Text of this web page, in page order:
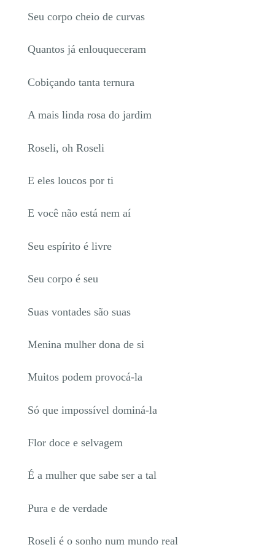
Seu corpo cheio de curvas
Quantos já enlouqueceram
Cobiçando tanta ternura
A mais linda rosa do jardim
Roseli, oh Roseli
E eles loucos por ti
E você não está nem aí
Seu espírito é livre
Seu corpo é seu
Suas vontades são suas
Menina mulher dona de si
Muitos podem provocá-la
Só que impossível dominá-la
Flor doce e selvagem
É a mulher que sabe ser a tal
Pura e de verdade
Roseli é o sonho num mundo real